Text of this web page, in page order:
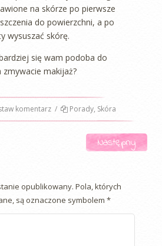
na skórze po pierwsze
do powierzchni, a po
wysuszać skórę.
się wam podoba do
zmywacie makijaż?
komentarz / Porady, Skóra
Następny
opublikowany. Pola, których
są oznaczone symbolem *